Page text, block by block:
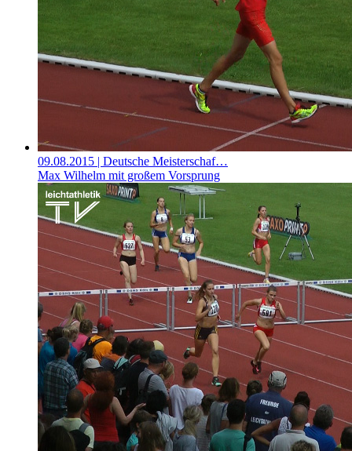
09.08.2015 | Deutsche Meisterschaf…
Max Wilhelm mit großem Vorsprung